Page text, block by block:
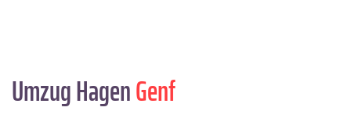
Umzug HagenGenf